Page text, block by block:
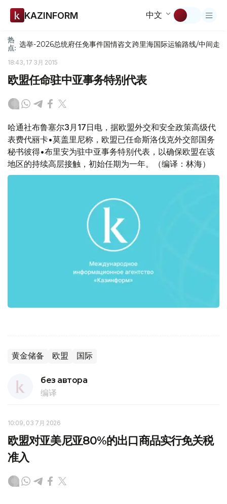
KAZINFORM 中文
热
点: 选举-2026总统府任免事件国情咨文跨里海国际运输路线/中间走廊
18:43, 17 3月 2015
欧盟任命驻中亚事务特别代表
哈通社布鲁塞尔3月17日电，据欧盟外交和安全政策高级代
表费代丽卡•莫盖里尼称，欧盟已任命斯洛伐克外交部国务
秘书彼得•布里安为驻中亚事务特别代表，以确保欧盟在该
地区的持续高层接触，初始任期为一年。（编译：林海）
黄金储备 欧盟 国际
без автора
编译
10:09, 03 7月 2026
欧盟对亚美尼亚80%的出口商品实行免关税
准入